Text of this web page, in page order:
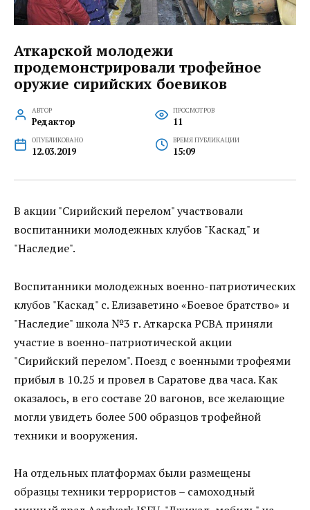
Аткарской молодежи
продемонстрировали трофейное
оружие сирийских боевиков
АВТОР
Редактор
ПРОСМОТРОВ
11
ОПУБЛИКОВАНО
12.03.2019
ВРЕМЯ ПУБЛИКАЦИИ
15:09
В акции "Сирийский перелом" участвовали
воспитанники молодежных клубов "Каскад" и
"Наследие".
Воспитанники молодежных военно-патриотических
клубов "Каскад" с. Елизаветино «Боевое братство» и
"Наследие" школа №3 г. Аткарска РСВА приняли
участие в военно-патриотической акции
"Сирийский перелом". Поезд с военными трофеями
прибыл в 10.25 и провел в Саратове два часа. Как
оказалось, в его составе 20 вагонов, все желающие
могли увидеть более 500 образцов трофейной
техники и вооружения.
На отдельных платформах были размещены
образцы техники террористов – самоходный